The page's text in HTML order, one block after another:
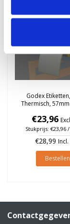
Godex
Thermisch,
930 stuks
€23,96
Stukprijs: €23,96
€28,99
Bestellen